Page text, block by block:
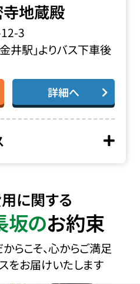
地蔵殿
3
井駅」よりバス下車後
詳細へ
に関する
坂のお約束
らこそ、心からご満足
をお届けいたします